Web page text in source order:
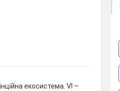
екосистема. VІ –